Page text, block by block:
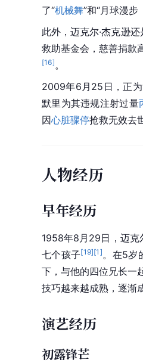
了“机械舞”和“月球漫步
此外，迈克尔·杰克逊
救助基金会，慈善捐款
[16] 。
2009年6月25日，正为
默里为其违规注射过量
因心脏骤停抢救无效去
人物经历
早年经历
1958年8月29日，迈克
七个孩子[19][1 ] 。在5岁
下，与他的四位兄长一
技巧越来越成熟，逐渐
演艺经历
初露锋芒